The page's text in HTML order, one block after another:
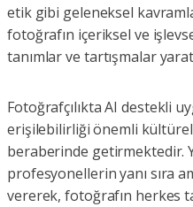
etik gibi geleneksel
fotoğrafın içeriksel ve
tanımlar ve tartışmalar
Fotoğrafçılıkta AI destekli
erişilebilirliği önemli
beraberinde getirmektedir.
profesyonellerin yanı sıra
vererek, fotoğrafın herkes